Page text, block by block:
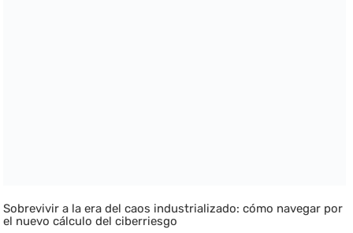
Sobrevivir a la era del caos industrializado: cómo navegar por
el nuevo cálculo del ciberriesgo